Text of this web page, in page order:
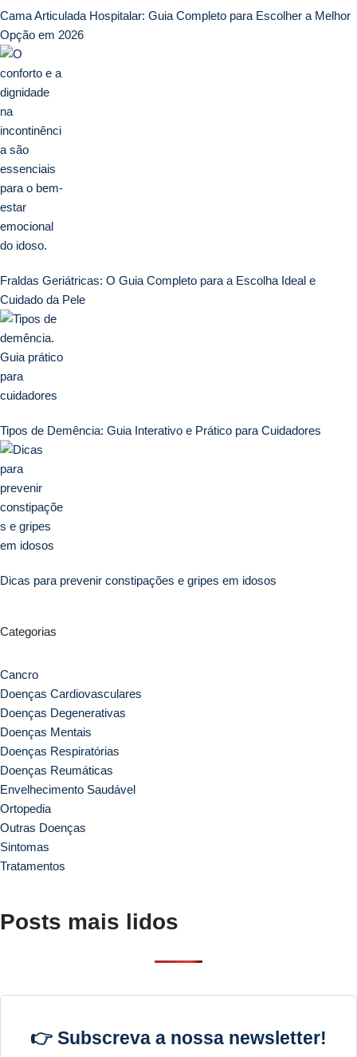
Cama Articulada Hospitalar: Guia Completo para Escolher a Melhor
Opção em 2026
Fraldas Geriátricas: O Guia Completo para a Escolha Ideal e
Cuidado da Pele
Tipos de Demência: Guia Interativo e Prático para Cuidadores
Dicas para prevenir constipações e gripes em idosos
Categorias
Cancro
Doenças Cardiovasculares
Doenças Degenerativas
Doenças Mentais
Doenças Respiratórias
Doenças Reumáticas
Envelhecimento Saudável
Ortopedia
Outras Doenças
Sintomas
Tratamentos
Posts mais lidos
👉 Subscreva a nossa newsletter!